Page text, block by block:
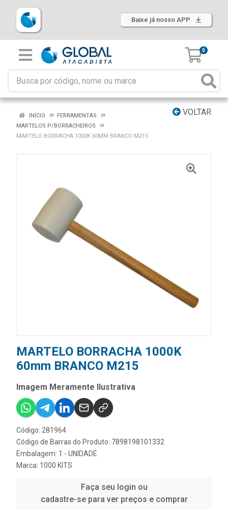
Baixe já nosso APP
0
VOLTAR
INÍCIO
FERRAMENTAS
MARTELOS P/BORRACHEIROS
MARTELO BORRACHA 1000K 60MM BRANCO M215
MARTELO BORRACHA 1000K
60mm BRANCO M215
Imagem Meramente Ilustrativa
Código: 281964
Código de Barras do Produto: 7898198101332
Embalagem: 1 - UNIDADE
Marca: 1000 KITS
Faça seu login ou
cadastre-se para ver preços e comprar